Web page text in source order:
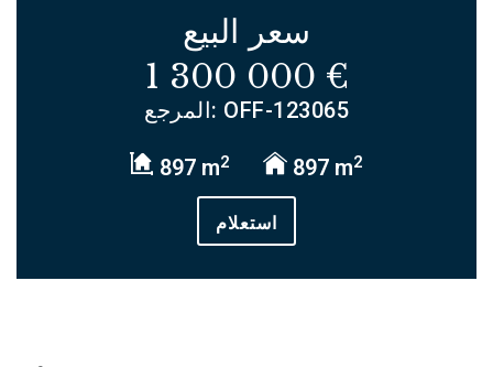
سعر البيع
1 300 000 €
المرجع: OFF-123065
897 m2 897 m2
استعلام